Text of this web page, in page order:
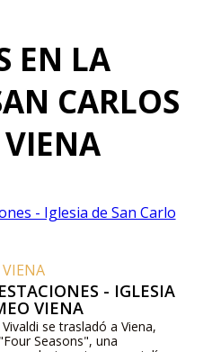
EN LA
CARLOS
- IGLESIA
VIENA
se trasladó a Viena,
Seasons", una